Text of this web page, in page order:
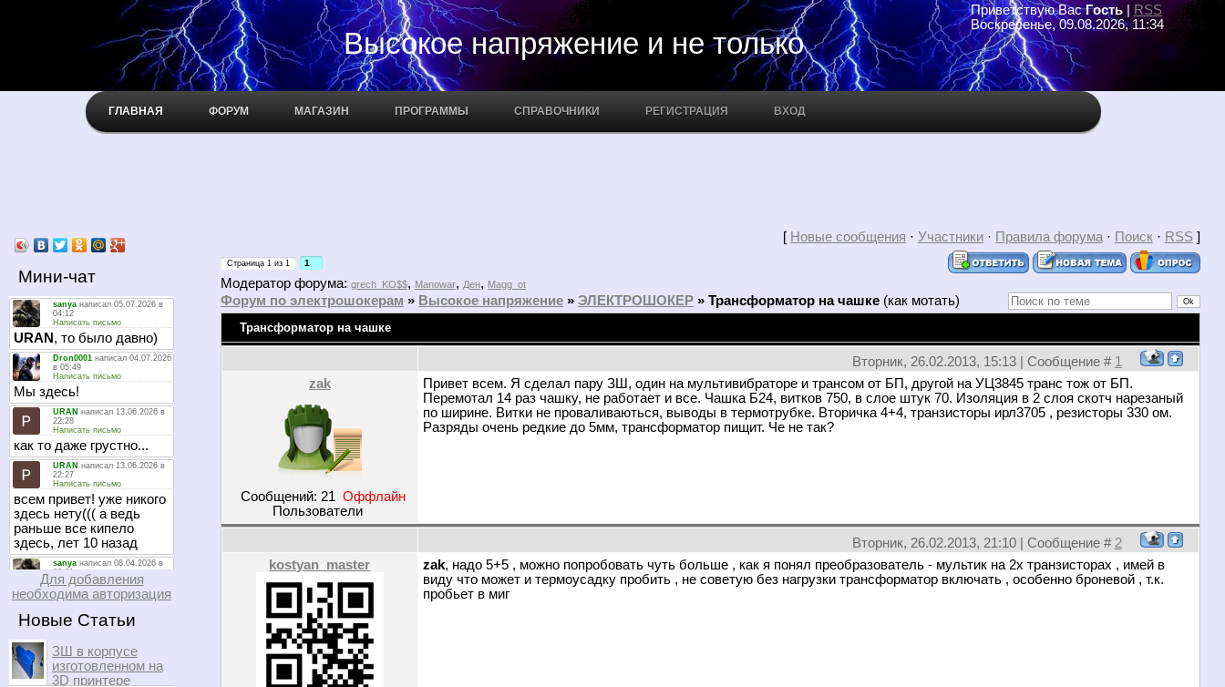
Приветствую Вас Гость|
RSS
Воскресенье, 09.08.2026, 11:34
Высокое напряжение и не только
ГЛАВНАЯ ФОРУМ МАГАЗИН ПРОГРАММЫ СПРАВОЧНИКИ РЕГИСТРАЦИЯ ВХОД
Мини-чат
Для добавления
необходима авторизация
Новые Статьи
ЗШ в корпусе
изготовленном на
3D принтере
[ Новые сообщения · Участники· Правила форума· Поиск· RSS]
Страница 1из 1 1
Модератор форума: grech_KO$$, Manowar, Ден, Magg_ot
Форум по электрошокерам » Высокое напряжение » ЭЛЕКТРОШОКЕР » Трансформатор на чашке (как мотать)
Трансформатор на чашке
Вторник, 26.02.2013, 15:13 | Сообщение # 1
zak
Сообщений: 21 Оффлайн
Пользователи
Привет всем. Я сделал пару ЗШ, один на мультивибраторе и трансом от БП, другой на УЦ3845 транс тож от БП.
Перемотал 14 раз чашку, не работает и все. Чашка Б24, витков 750, в слое штук 70. Изоляция в 2 слоя скотч нарезаный
по ширине. Витки не проваливаються, выводы в термотрубке. Вторичка 4+4, транзисторы ирл3705 , резисторы 330 ом.
Разряды очень редкие до 5мм, трансформатор пищит. Че не так?
Вторник, 26.02.2013, 21:10 | Сообщение # 2
kostyan_master
zak, надо 5+5 , можно попробовать чуть больше , как я понял преобразователь - мультик на 2х транзисторах , имей в
виду что может и термоусадку пробить , не советую без нагрузки трансформатор включать , особенно броневой , т.к.
пробьет в миг